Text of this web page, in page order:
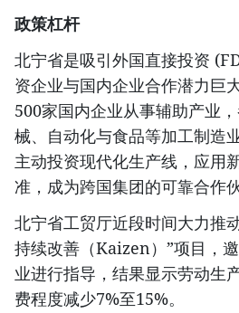
政策杠杆
北宁省是吸引外国直接投资
资企业与国内企业合作潜力巨
500家国内企业从事辅助产业
械、自动化与食品等加工制造
主动投资现代化生产线，应用
准，成为跨国集团的可靠合作伙
北宁省工贸厅近段时间大力推
持续改善（Kaizen）”项目，
业进行指导，结果显示劳动生
费程度减少7%至15%。